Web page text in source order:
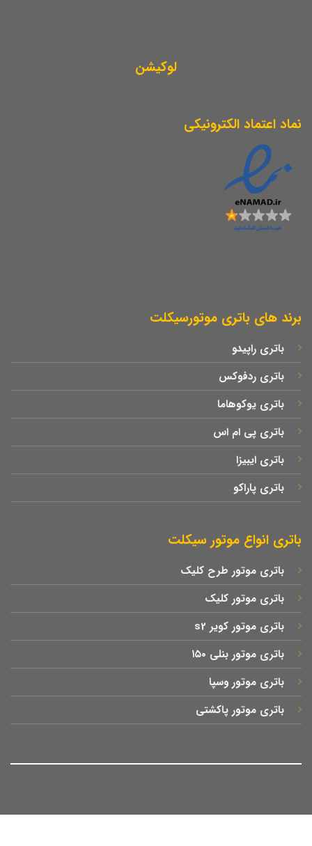
لوکیشن
نماد اعتماد الکترونیکی
برند های باتری موتورسیکلت
باتری راپیدو
باتری ردفوکس
باتری یوکوهاما
باتری پی ام اس
باتری ایبیزا
باتری پاراکو
باتری انواع موتور سیکلت
باتری موتور طرح کلیک
باتری موتور کلیک
باتری موتور کویر s2
باتری موتور بنلی ۱۵۰
باتری موتور وسپا
باتری موتور پاکشتی